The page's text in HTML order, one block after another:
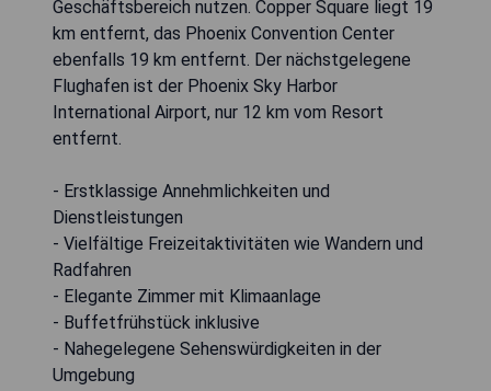
Geschäftsbereich nutzen. Copper Square liegt 19
km entfernt, das Phoenix Convention Center
ebenfalls 19 km entfernt. Der nächstgelegene
Flughafen ist der Phoenix Sky Harbor
International Airport, nur 12 km vom Resort
entfernt.
- Erstklassige Annehmlichkeiten und
Dienstleistungen
- Vielfältige Freizeitaktivitäten wie Wandern und
Radfahren
- Elegante Zimmer mit Klimaanlage
- Buffetfrühstück inklusive
- Nahegelegene Sehenswürdigkeiten in der
Umgebung